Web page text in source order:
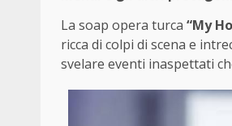
La soap opera turca “My
ricca di colpi di scena e
svelare eventi inaspettati